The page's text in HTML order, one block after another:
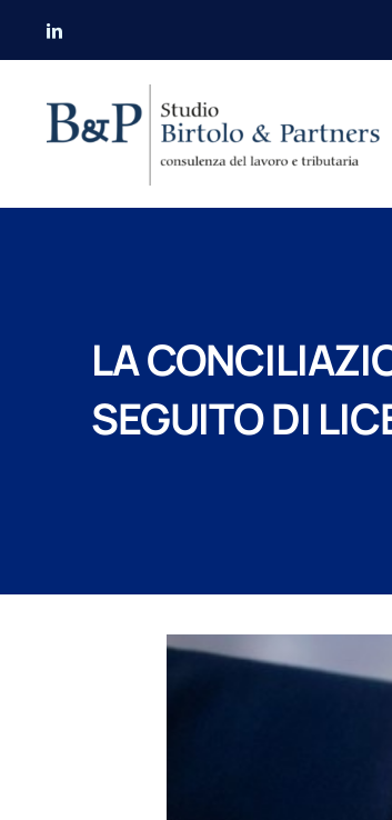
Salta
al
LA
SEGUITO DI